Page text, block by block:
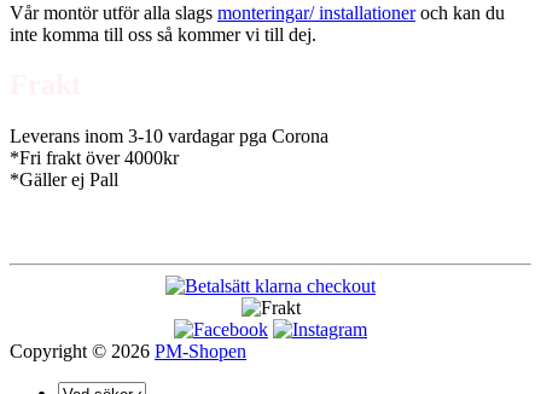
Vår montör utför alla slags monteringar/ installationeroch kan du
inte komma till oss så kommer vi till dej.
Leverans inom 3-10 vardagar pga Corona
*Fri frakt över 4000kr
*Gäller ej Pall
Copyright © 2026 PM-Shopen